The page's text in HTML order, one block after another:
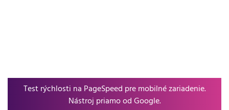
Test rýchlosti na PageSpeed pre mobilné zariadenie.
Nástroj priamo od Google.